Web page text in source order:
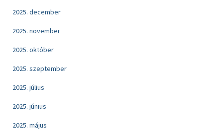
2025. december
2025. november
2025. október
2025. szeptember
2025. július
2025. június
2025. május